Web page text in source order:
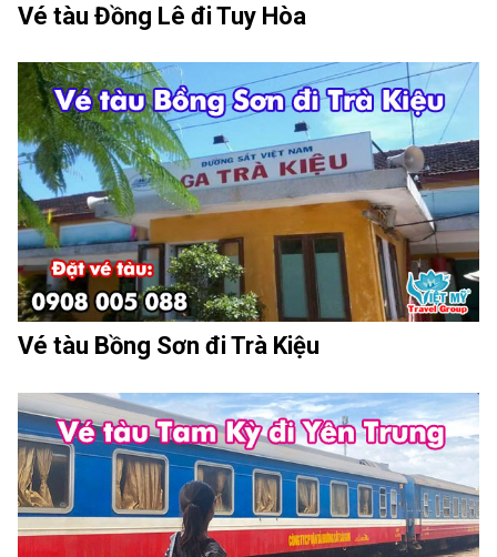
Vé tàu Đồng Lê đi Tuy Hòa
Vé tàu Bồng Sơn đi Trà Kiệu